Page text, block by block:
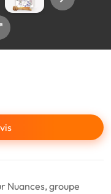
Nuances, groupe